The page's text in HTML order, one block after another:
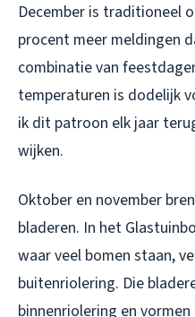
December is traditioneel
procent meer meldingen
combinatie van
temperaturen is dodelijk
ik dit patroon elk jaar
wijken.
Oktober en november
bladeren. In het
waar veel bomen staan,
buitenriolering. Die
binnenriolering en